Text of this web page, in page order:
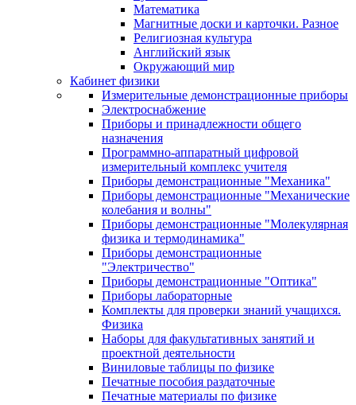
Математика
Магнитные доски и карточки. Разное
Религиозная культура
Английский язык
Окружающий мир
Кабинет физики
Измерительные демонстрационные приборы
Электроснабжение
Приборы и принадлежности общего
назначения
Программно-аппаратный цифровой
измерительный комплекс учителя
Приборы демонстрационные "Механика"
Приборы демонстрационные "Механические
колебания и волны"
Приборы демонстрационные "Молекулярная
физика и термодинамика"
Приборы демонстрационные
"Электричество"
Приборы демонстрационные "Оптика"
Приборы лабораторные
Комплекты для проверки знаний учащихся.
Физика
Наборы для факультативных занятий и
проектной деятельности
Виниловые таблицы по физике
Печатные пособия раздаточные
Печатные материалы по физике